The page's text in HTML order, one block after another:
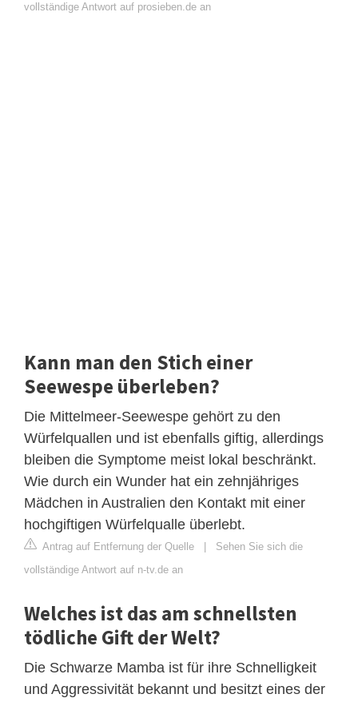
vollständige Antwort auf prosieben.de an
Kann man den Stich einer
Seewespe überleben?
Die Mittelmeer-Seewespe gehört zu den
Würfelquallen und ist ebenfalls giftig, allerdings
bleiben die Symptome meist lokal beschränkt.
Wie durch ein Wunder hat ein zehnjähriges
Mädchen in Australien den Kontakt mit einer
hochgiftigen Würfelqualle überlebt.
Antrag auf Entfernung der Quelle
Sehen Sie sich die
vollständige Antwort auf n-tv.de an
Welches ist das am schnellsten
tödliche Gift der Welt?
Die Schwarze Mamba ist für ihre Schnelligkeit
und Aggressivität bekannt und besitzt eines der